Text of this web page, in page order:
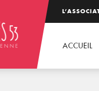
ACCUEIL